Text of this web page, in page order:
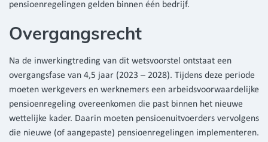
pensioenregelingen gelden binnen één bedrijf.
Overgangsrecht
Na de inwerkingtreding van dit wetsvoorstel ontstaat een
overgangsfase van 4,5 jaar (2023 – 2028). Tijdens deze periode
moeten werkgevers en werknemers een arbeidsvoorwaardelijke
pensioenregeling overeenkomen die past binnen het nieuwe
wettelijke kader. Daarin moeten pensioenuitvoerders vervolgens
die nieuwe (of aangepaste) pensioenregelingen implementeren.